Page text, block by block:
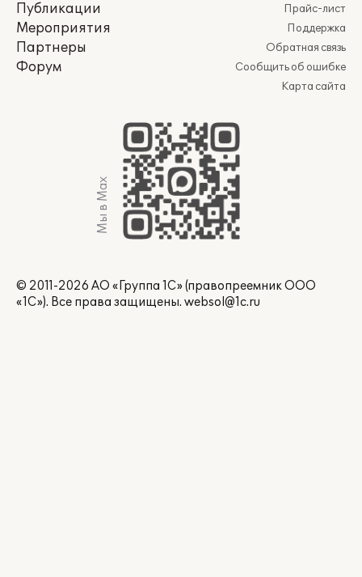
Публикации
Мероприятия
Партнеры
Форум
Прайс-лист
Поддержка
Обратная связь
Сообщить об ошибке
Карта сайта
Мы в Max
© 2011-2026 АО «Группа 1С» (правопреемник ООО
«1С»). Все права защищены. websol@1c.ru